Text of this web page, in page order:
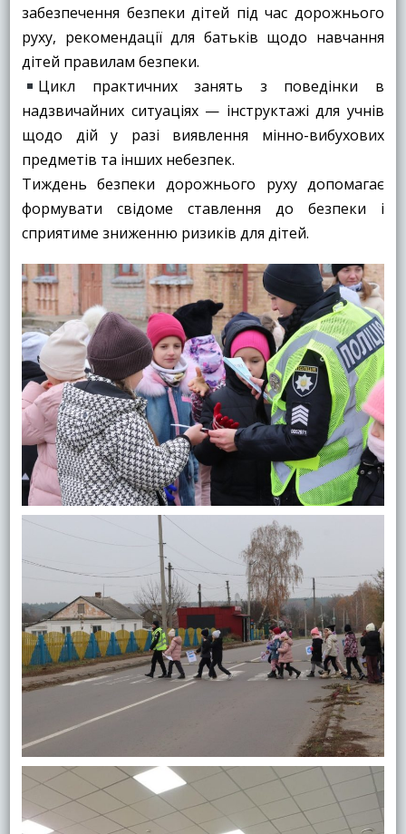
забезпечення безпеки дітей під час дорожнього
руху, рекомендації для батьків щодо навчання
дітей правилам безпеки.
Цикл практичних занять з поведінки в
надзвичайних ситуаціях — інструктажі для учнів
щодо дій у разі виявлення мінно-вибухових
предметів та інших небезпек.
Тиждень безпеки дорожнього руху допомагає
формувати свідоме ставлення до безпеки і
сприятиме зниженню ризиків для дітей.